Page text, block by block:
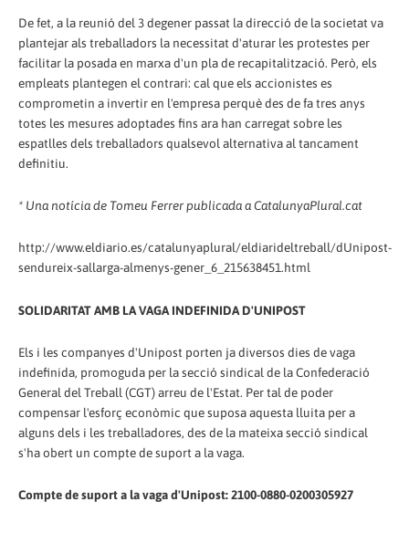
De fet, a la reunió del 3 degener passat la direcció de la societat va
plantejar als treballadors la necessitat d'aturar les protestes per
facilitar la posada en marxa d'un pla de recapitalització. Però, els
empleats plantegen el contrari: cal que els accionistes es
comprometin a invertir en l'empresa perquè des de fa tres anys
totes les mesures adoptades fins ara han carregat sobre les
espatlles dels treballadors qualsevol alternativa al tancament
definitiu.
* Una notícia de Tomeu Ferrer publicada a CatalunyaPlural.cat
http://www.eldiario.es/catalunyaplural/eldiarideltreball/dUnipost-
sendureix-sallarga-almenys-gener_6_215638451.html
SOLIDARITAT AMB LA VAGA INDEFINIDA D'UNIPOST
Els i les companyes d'Unipost porten ja diversos dies de vaga
indefinida, promoguda per la secció sindical de la Confederació
General del Treball (CGT) arreu de l'Estat. Per tal de poder
compensar l'esforç econòmic que suposa aquesta lluita per a
alguns dels i les treballadores, des de la mateixa secció sindical
s'ha obert un compte de suport a la vaga.
Compte de suport a la vaga d'Unipost: 2100-0880-0200305927